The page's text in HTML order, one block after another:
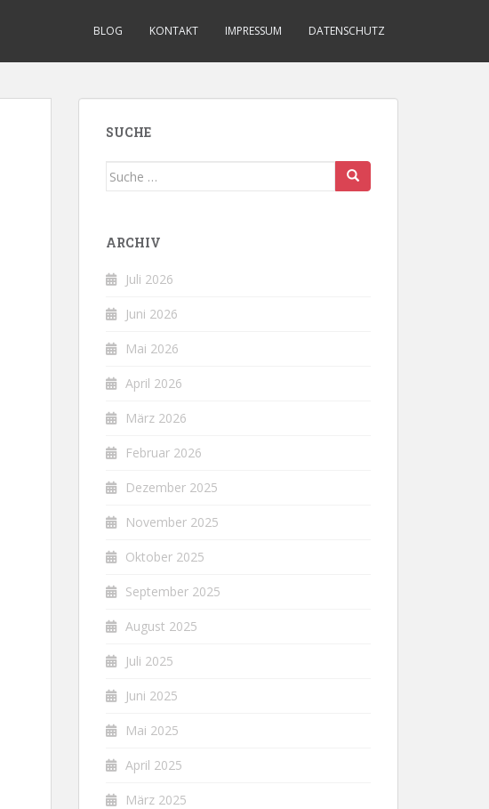
BLOG KONTAKT IMPRESSUM DATENSCHUTZ
SUCHE
Suche
ARCHIV
Juli 2026
Juni 2026
Mai 2026
April 2026
März 2026
Februar 2026
Dezember 2025
November 2025
Oktober 2025
September 2025
August 2025
Juli 2025
Juni 2025
Mai 2025
April 2025
März 2025